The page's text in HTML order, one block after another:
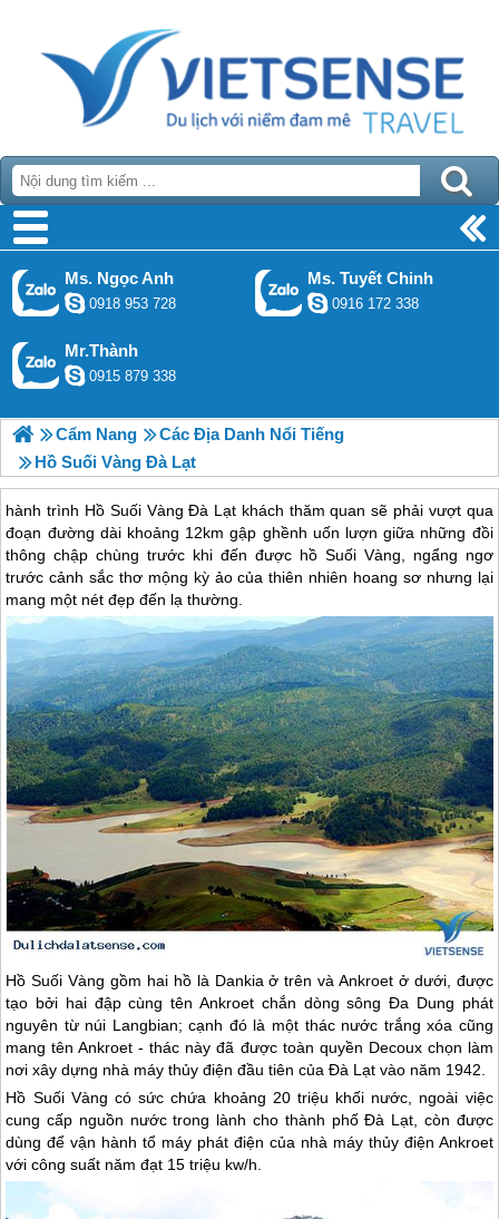
Ms. Ngọc Anh
0918 953 728
Ms. Tuyết Chinh
0916 172 338
Mr.Thành
0915 879 338
Cẩm Nang
Các Địa Danh Nổi Tiếng
Hồ Suối Vàng Đà Lạt
hành trình Hồ Suối Vàng Đà Lạt khách thăm quan sẽ phải vượt qua
đoạn đường dài khoảng 12km gập ghềnh uốn lượn giữa những đồi
thông chập chùng trước khi đến được hồ Suối Vàng, ngẩng ngơ
trước cảnh sắc thơ mộng kỳ ảo của thiên nhiên hoang sơ nhưng lại
mang một nét đẹp đến lạ thường.
Hồ Suối Vàng gồm hai hồ là Dankia ở trên và Ankroet ở dưới, được
tạo bởi hai đập cùng tên Ankroet chắn dòng sông Đa Dung phát
nguyên từ núi Langbian; cạnh đó là một thác nước trắng xóa cũng
mang tên Ankroet - thác này đã được toàn quyền Decoux chọn làm
nơi xây dựng nhà máy thủy điện đầu tiên củaĐà Lạt vào năm 1942.
Hồ Suối Vàng có sức chứa khoảng 20 triệu khối nước, ngoài việc
cung cấp nguồn nước trong lành cho thành phốĐà Lạt , còn được
dùng để vận hành tổ máy phát điện của nhà máy thủy điện Ankroet
với công suất năm đạt 15 triệu kw/h.